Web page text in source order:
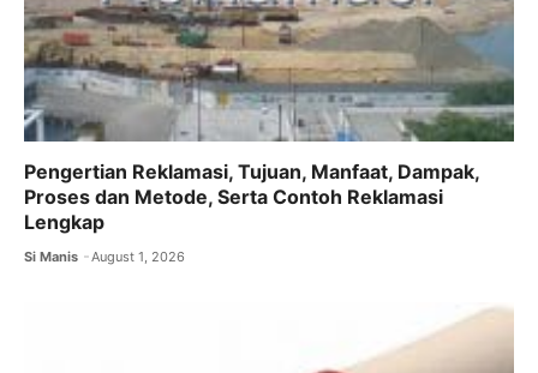
Pengertian Reklamasi, Tujuan, Manfaat, Dampak,
Proses dan Metode, Serta Contoh Reklamasi
Lengkap
Si Manis August 1, 2026